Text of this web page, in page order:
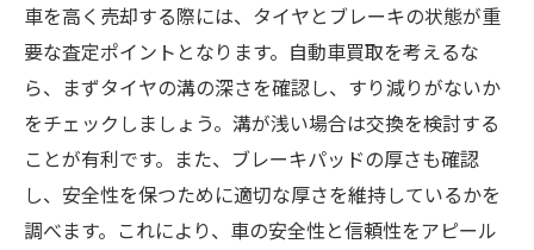
車を高く売却する際には、タイヤとブレーキの状態が重
要な査定ポイントとなります。自動車買取を考えるな
ら、まずタイヤの溝の深さを確認し、すり減りがないか
をチェックしましょう。溝が浅い場合は交換を検討する
ことが有利です。また、ブレーキパッドの厚さも確認
し、安全性を保つために適切な厚さを維持しているかを
調べます。これにより、車の安全性と信頼性をアピール